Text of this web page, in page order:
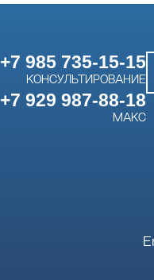
+7 985 735-15-15
КОНСУЛЬТИРОВАНИЕ
+7 929 987-88-18
МАКС